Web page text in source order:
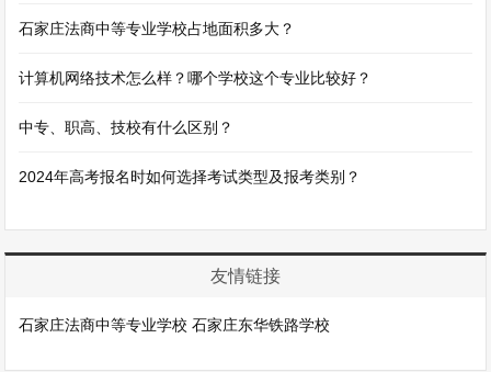
石家庄法商中等专业学校占地面积多大？
计算机网络技术怎么样？哪个学校这个专业比较好？
中专、职高、技校有什么区别？
2024年高考报名时如何选择考试类型及报考类别？
友情链接
石家庄法商中等专业学校 石家庄东华铁路学校